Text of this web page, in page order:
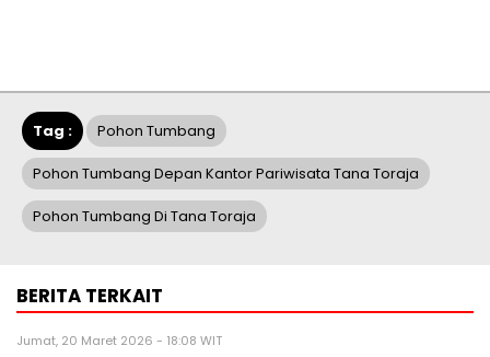
Tag : Pohon Tumbang
Pohon Tumbang Depan Kantor Pariwisata Tana Toraja
Pohon Tumbang Di Tana Toraja
BERITA TERKAIT
Jumat, 20 Maret 2026 - 18:08 WIT